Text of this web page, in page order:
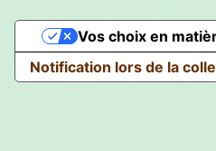
Notification lors de la
Vos choix en